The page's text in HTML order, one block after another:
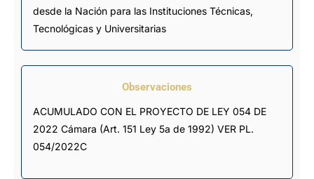
desde la Nación para las Instituciones Técnicas,
Tecnológicas y Universitarias
Observaciones
ACUMULADO CON EL PROYECTO DE LEY 054 DE
2022 Cámara (Art. 151 Ley 5a de 1992) VER PL.
054/2022C